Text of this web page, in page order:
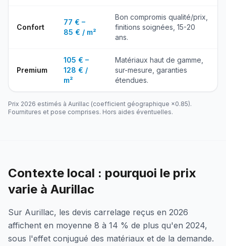
Confort
77 € –
85 € / m²
Bon compromis qualité/prix,
finitions soignées, 15-20
ans.
Premium
105 € –
128 € /
m²
Matériaux haut de gamme,
sur-mesure, garanties
étendues.
Prix 2026 estimés à Aurillac (coefficient géographique ×0.85).
Fournitures et pose comprises. Hors aides éventuelles.
Contexte local : pourquoi le prix
varie à Aurillac
Sur Aurillac, les devis carrelage reçus en 2026
affichent en moyenne 8 à 14 % de plus qu'en 2024,
sous l'effet conjugué des matériaux et de la demande.